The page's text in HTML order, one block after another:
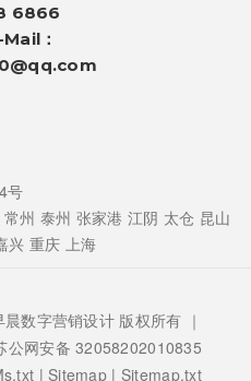
6866
：
号
常州 泰州 张家港 江阴 太仓 昆山
兴 重庆 上海
数字营销设计 版权所有 ｜
公网安备 32058202010835
| Sitemap | Sitemap.txt